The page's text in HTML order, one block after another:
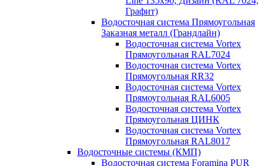
Графит)
Водосточная система Прямоугольная
Заказная металл (Грандлайн)
Водосточная система Vortex
Прямоугольная RAL7024
Водосточная система Vortex
Прямоугольная RR32
Водосточная система Vortex
Прямоугольная RAL6005
Водосточная система Vortex
Прямоугольная ЦИНК
Водосточная система Vortex
Прямоугольная RAL8017
Водосточные системы (КМП)
Водосточная система Foramina PUR